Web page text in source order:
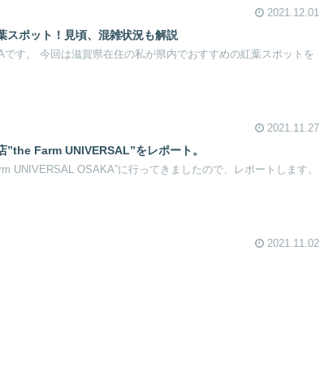
2021.12.01
スポット！見頃、混雑状況も解説
す。 今回は滋賀県在住の私が県内でおすすめの紅葉スポットを
2021.11.27
”the Farm UNIVERSAL”をレポート。
UNIVERSAL OSAKA”に行ってきましたので、レポートします。
2021.11.02